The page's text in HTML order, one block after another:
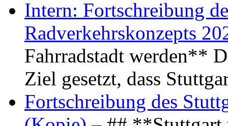
Intern: Fortschreibung
Radverkehrskonzepts
Fahrradstadt werden**
Ziel gesetzt, dass
Fortschreibung des